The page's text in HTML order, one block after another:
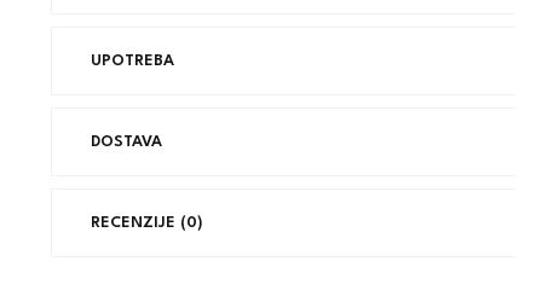
UPOTREBA
DOSTAVA
RECENZIJE (0)